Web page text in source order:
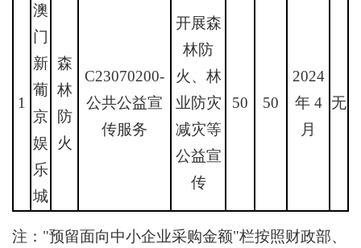
1
澳
门
新
葡
京
娱
乐
城
森
林
防
火
C23070200-
公共公益宣
传服务
开展森
林防
火、林
业防灾
减灾等
公益宣
传
50 50
2024
年 4
月
无
注："预留面向中小企业采购金额"栏按照财政部、